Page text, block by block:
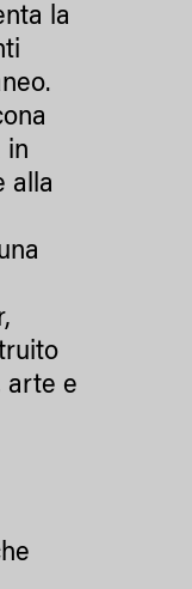
la
in
alla
arte e